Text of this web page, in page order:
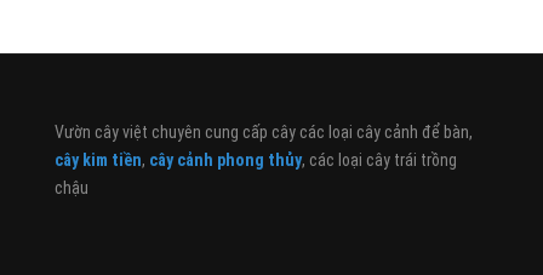
Vườn cây việt chuyên cung cấp cây các loại cây cảnh để bàn,
cây kim tiền, cây cảnh phong thủy, các loại cây trái trồng
chậu